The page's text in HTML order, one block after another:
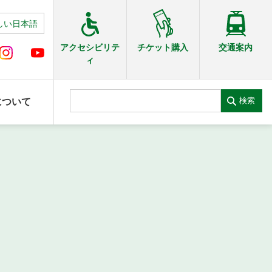
い日本語
アクセシビリテ
ィ
チケット購入 交通案内
いて 検索